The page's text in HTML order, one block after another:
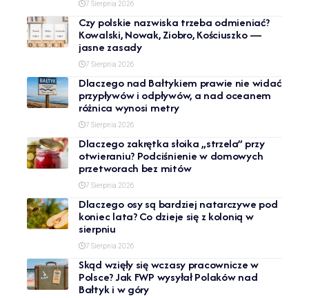
7 Sierpnia 2026
Czy polskie nazwiska trzeba odmieniać?
Kowalski, Nowak, Ziobro, Kościuszko —
jasne zasady
7 Sierpnia 2026
Dlaczego nad Bałtykiem prawie nie widać
przypływów i odpływów, a nad oceanem
różnica wynosi metry
7 Sierpnia 2026
Dlaczego zakrętka słoika „strzela” przy
otwieraniu? Podciśnienie w domowych
przetworach bez mitów
7 Sierpnia 2026
Dlaczego osy są bardziej natarczywe pod
koniec lata? Co dzieje się z kolonią w
sierpniu
7 Sierpnia 2026
Skąd wzięły się wczasy pracownicze w
Polsce? Jak FWP wysyłał Polaków nad
Bałtyk i w góry